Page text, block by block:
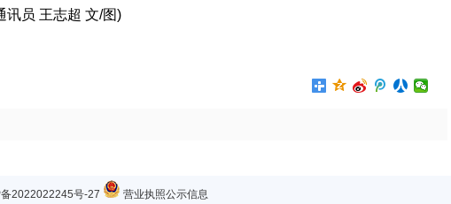
讯员 王志超 文/图)
2022022245号-27 营业执照公示信息